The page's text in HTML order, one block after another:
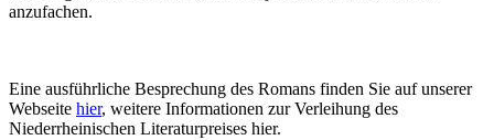
anzufachen.
Eine ausführliche Besprechung des Romans finden Sie auf unserer
Webseite hier, weitere Informationen zur Verleihung des
Niederrheinischen Literaturpreises hier.